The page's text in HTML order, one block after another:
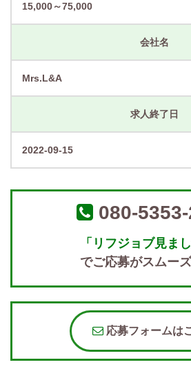
15,000～75,000
会社名
Mrs.L&A
求人終了日
2022-09-15
080-
「リフジョブ見ま
でご応募がスムーズ
応募フォームは